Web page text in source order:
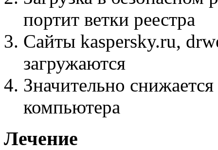
портит ветки реестра
Сайты kaspersky.ru,
загружаются
Значительно
компьютера
Лечение